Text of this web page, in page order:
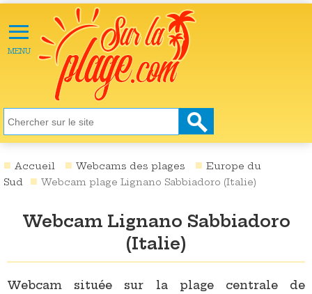
≡
MENU
ACTU
LOISIRS
NATURE
SANTÉ
SOCIÉTÉ
SCIENCES
CULTURE
Accueil Webcams des plages
Europe du
Sud
Webcam plage Lignano Sabbiadoro (Italie)
Webcam Lignano Sabbiadoro
(Italie)
Webcam située sur la plage centrale de